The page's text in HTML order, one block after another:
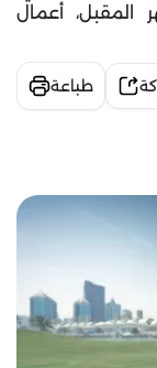
المقبل، أعمال
طباعة